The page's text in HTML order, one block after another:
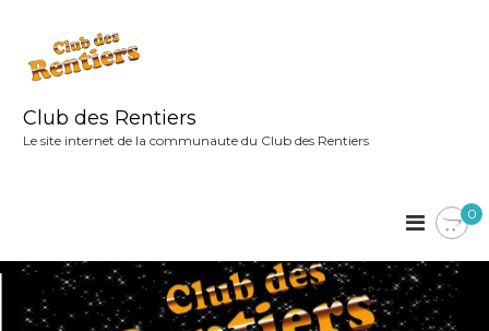
e
Club des Rentiers
Le site internet de la communaute du Club des Rentiers
0